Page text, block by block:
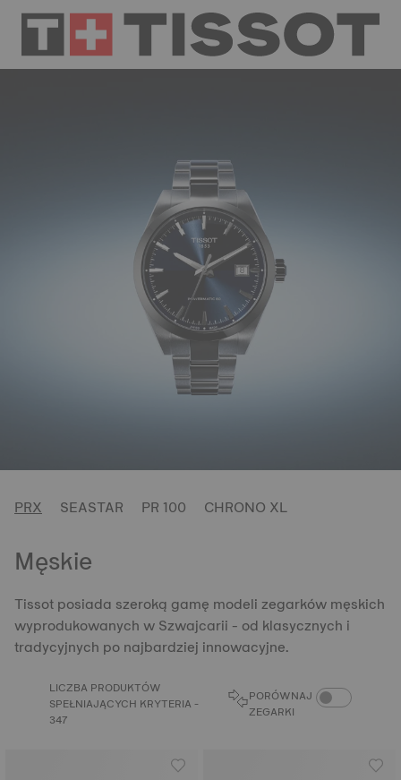
PRX SEASTAR PR 100 CHRONO XL
Męskie
Tissot posiada szeroką gamę modeli zegarków męskich
wyprodukowanych w Szwajcarii - od klasycznych i
tradycyjnych po najbardziej innowacyjne.
LICZBA PRODUKTÓW
SPEŁNIAJĄCYCH KRYTERIA -
347
PORÓWNAJ
ZEGARKI
PORÓWNAJ